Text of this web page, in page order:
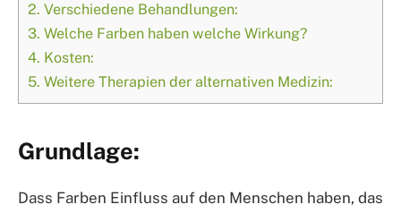
2. Verschiedene Behandlungen:
3. Welche Farben haben welche Wirkung?
4. Kosten:
5. Weitere Therapien der alternativen Medizin:
Grundlage:
Dass Farben Einfluss auf den Menschen haben, das